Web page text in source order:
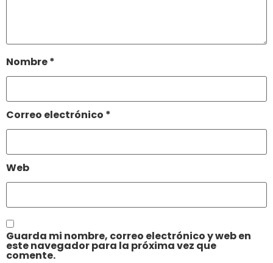
Nombre*
Correo electrónico *
Web
Guarda mi nombre, correo electrónico y web en
este navegador para la próxima vez que
comente.